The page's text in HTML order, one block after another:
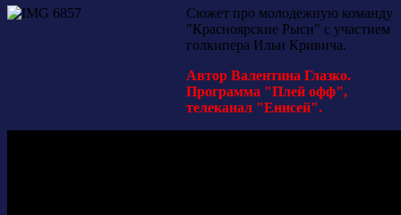
Сюжет про молодежную команду
"Красноярские Рыси" с участием
голкипера Ильи Кривича.
Автор Валентина Глазко.
Программа "Плей офф",
телеканал "Енисей".